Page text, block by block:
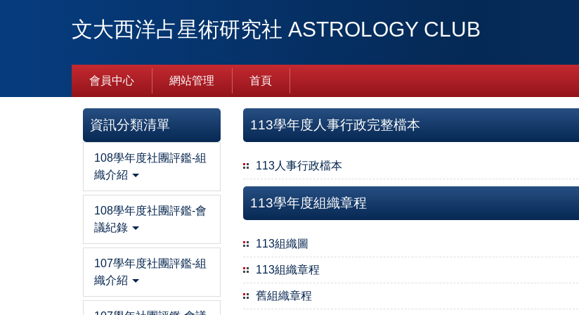
容
文大西洋占星術研究社 ASTROLOGY CLUB
會員中心 網站管理 首頁
資訊分類清單
108學年度社團評鑑-組
織介紹
108學年度社團評鑑-會
議紀錄
107學年度社團評鑑-組
織介紹
113學年度人事行政完整檔本
113人事行政檔本
113學年度組織章程
113組織圖
113組織章程
舊組織章程